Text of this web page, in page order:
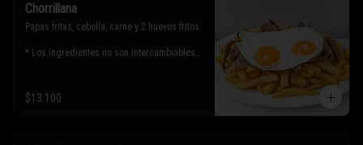
Chorrillana
Papas fritas, cebolla, carne y 2 huevos fritos.
* Los ingredientes no son intercambiables.
$13.100